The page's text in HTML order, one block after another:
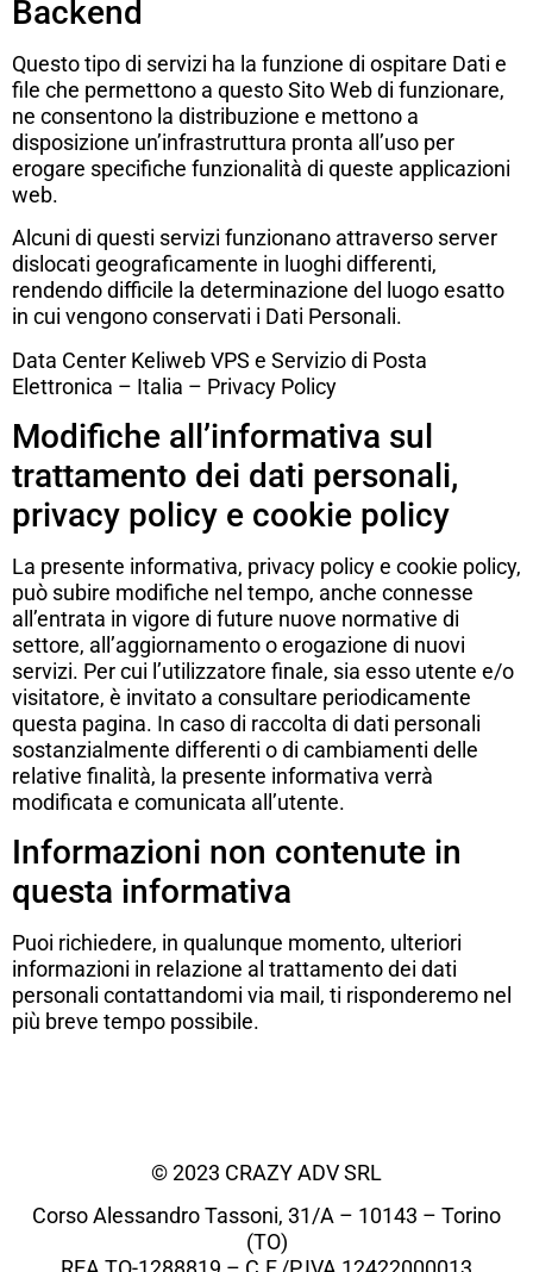
Backend
Questo tipo di servizi ha la funzione di ospitare Dati e
file che permettono a questo Sito Web di funzionare,
ne consentono la distribuzione e mettono a
disposizione un’infrastruttura pronta all’uso per
erogare specifiche funzionalità di queste applicazioni
web.
Alcuni di questi servizi funzionano attraverso server
dislocati geograficamente in luoghi differenti,
rendendo difficile la determinazione del luogo esatto
in cui vengono conservati i Dati Personali.
Data Center Keliweb VPS e Servizio di Posta
Elettronica – Italia – Privacy Policy
Modifiche all’informativa sul
trattamento dei dati personali,
privacy policy e cookie policy
La presente informativa, privacy policy e cookie policy,
può subire modifiche nel tempo, anche connesse
all’entrata in vigore di future nuove normative di
settore, all’aggiornamento o erogazione di nuovi
servizi. Per cui l’utilizzatore finale, sia esso utente e/o
visitatore, è invitato a consultare periodicamente
questa pagina. In caso di raccolta di dati personali
sostanzialmente differenti o di cambiamenti delle
relative finalità, la presente informativa verrà
modificata e comunicata all’utente.
Informazioni non contenute in
questa informativa
Puoi richiedere, in qualunque momento, ulteriori
informazioni in relazione al trattamento dei dati
personali contattandomi via mail, ti risponderemo nel
più breve tempo possibile.
© 2023 CRAZY ADV SRL
Corso Alessandro Tassoni, 31/A – 10143 – Torino
(TO)